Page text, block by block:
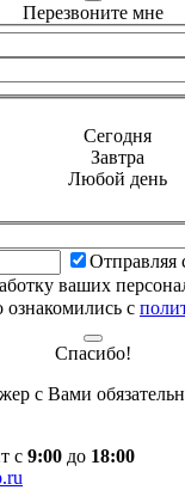
Перезвоните мне
Сегодня
Завтра
Любой день
Отправляя
ваших
ознакомились с
Спасибо!
с Вами
с 9:00 до 18:00